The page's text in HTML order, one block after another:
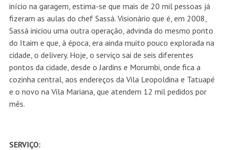
início na garagem, estima-se que mais de 20 mil pessoas já
fizeram as aulas do chef Sassá. Visionário que é, em 2008,
Sassá iniciou uma outra operação, advinda do mesmo ponto
do Itaim e que, à época, era ainda muito pouco explorada na
cidade, o delivery. Hoje, o serviço sai de seis diferentes
pontos da cidade, desde o Jardins e Morumbi, onde fica a
cozinha central, aos endereços da Vila Leopoldina e Tatuapé
e o novo na Vila Mariana, que atendem 12 mil pedidos por
mês.
SERVIÇO: